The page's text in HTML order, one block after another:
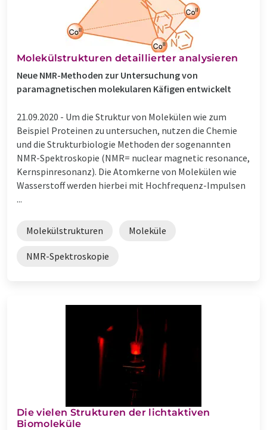
Molekülstrukturen detaillierter analysieren
Neue NMR-Methoden zur Untersuchung von
paramagnetischen molekularen Käfigen entwickelt
21.09.2020 - Um die Struktur von Molekülen wie zum
Beispiel Proteinen zu untersuchen, nutzen die Chemie
und die Strukturbiologie Methoden der sogenannten
NMR-Spektroskopie (NMR= nuclear magnetic resonance,
Kernspinresonanz). Die Atomkerne von Molekülen wie
Wasserstoff werden hierbei mit Hochfrequenz-Impulsen
...
Molekülstrukturen Moleküle
NMR-Spektroskopie
Die vielen Strukturen der lichtaktiven
Biomoleküle